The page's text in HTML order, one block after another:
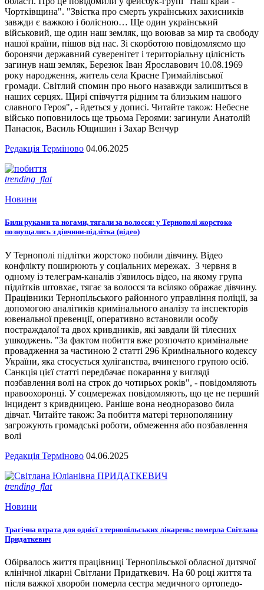
Чортківщина". "Звістка про смерть українських захисників
завжди є важкою і болісною… Ще один український
військовий, ще один наш земляк, що воював за мир та свободу
нашої країни, пішов від нас. Зі скорботою повідомляємо що
боронячи державний суверенітет і територіальну цілісність
загинув наш земляк, Березюк Іван Ярославович 10.08.1969
року народження, житель села Красне Гримайлівської
громади. Світлий спомин про нього назавжди залишиться в
наших серцях. Щирі співчуття рідним та близьким нашого
славного Героя", - йдеться у дописі. Читайте також: Небесне
військо поповнилось ще трьома Героями: загинули Анатолій
Панасюк, Василь Ющишин і Захар Венчур
Редакція Терміново 04.06.2025
trending_flat
Новини
Били руками та ногами, тягали за волосся: у Тернополі жорстоко
познущались з дівчини-підлітка (відео)
У Тернополі підлітки жорстоко побили дівчину. Відео
конфлікту поширюють у соціальних мережах. 3 червня в
одному із телеграм-каналів з'явилось відео, на якому група
підлітків штовхає, тягає за волосся та всіляко ображає дівчину.
Працівники Тернопільського районного управління поліції, за
допомогою аналітиків кримінального аналізу та інспекторів
ювенальної превенції, оперативно встановили особу
постраждалої та двох кривдників, які завдали їй тілесних
ушкоджень. "За фактом побиття вже розпочато кримінальне
провадження за частиною 2 статті 296 Кримінального кодексу
України, яка стосується хуліганства, вчиненого групою осіб.
Санкція цієї статті передбачає покарання у вигляді
позбавлення волі на строк до чотирьох років", - повідомляють
правоохоронці. У соцмережах повідомляють, що це не перший
інцидент з кривдницею. Раніше вона неодноразово била
дівчат. Читайте також: За побиття матері тернополянину
загрожують громадські роботи, обмеження або позбавлення
волі
Редакція Терміново 04.06.2025
trending_flat
Новини
Трагічна втрата для однієї з тернопільських лікарень: померла Світлана
Придаткевич
Обірвалось життя працівниці Тернопільської обласної дитячої
клінічної лікарні Світлани Придаткевич. На 60 році життя та
після важкої хвороби померла сестра медичного ортопедо-